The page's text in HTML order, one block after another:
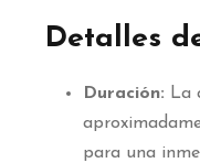
Detalles
Duración: La
para una